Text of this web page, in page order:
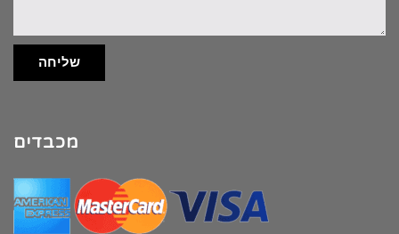
שליחה
מכבדים